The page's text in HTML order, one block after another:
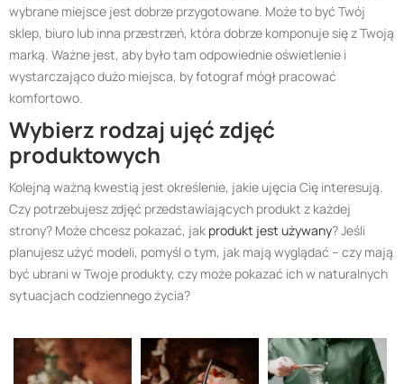
wybrane miejsce jest dobrze przygotowane. Może to być Twój
sklep, biuro lub inna przestrzeń, która dobrze komponuje się z Twoją
marką. Ważne jest, aby było tam odpowiednie oświetlenie i
wystarczająco dużo miejsca, by fotograf mógł pracować
komfortowo.
Wybierz rodzaj ujęć zdjęć
produktowych
Kolejną ważną kwestią jest określenie, jakie ujęcia Cię interesują.
Czy potrzebujesz zdjęć przedstawiających produkt z każdej
strony? Może chcesz pokazać, jak produkt jest używany? Jeśli
planujesz użyć modeli, pomyśl o tym, jak mają wyglądać – czy mają
być ubrani w Twoje produkty, czy może pokazać ich w naturalnych
sytuacjach codziennego życia?